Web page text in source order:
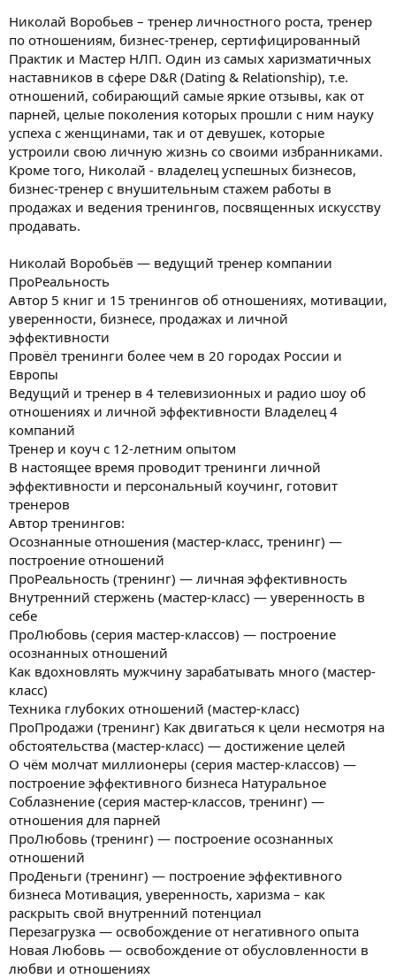
Николай Воробьев – тренер личностного роста, тренер
по отношениям, бизнес-тренер, сертифицированный
Практик и Мастер НЛП. Один из самых харизматичных
наставников в сфере D&R (Dating & Relationship), т.е.
отношений, собирающий самые яркие отзывы, как от
парней, целые поколения которых прошли с ним науку
успеха с женщинами, так и от девушек, которые
устроили свою личную жизнь со своими избранниками.
Кроме того, Николай - владелец успешных бизнесов,
бизнес-тренер с внушительным стажем работы в
продажах и ведения тренингов, посвященных искусству
продавать.
Николай Воробьёв — ведущий тренер компании
ПроРеальность
Автор 5 книг и 15 тренингов об отношениях, мотивации,
уверенности, бизнесе, продажах и личной
эффективности
Провёл тренинги более чем в 20 городах России и
Европы
Ведущий и тренер в 4 телевизионных и радио шоу об
отношениях и личной эффективности Владелец 4
компаний
Тренер и коуч с 12-летним опытом
В настоящее время проводит тренинги личной
эффективности и персональный коучинг, готовит
тренеров
Автор тренингов:
Осознанные отношения (мастер-класс, тренинг) —
построение отношений
ПроРеальность (тренинг) — личная эффективность
Внутренний стержень (мастер-класс) — уверенность в
себе
ПроЛюбовь (серия мастер-классов) — построение
осознанных отношений
Как вдохновлять мужчину зарабатывать много (мастер-
класс)
Техника глубоких отношений (мастер-класс)
ПроПродажи (тренинг) Как двигаться к цели несмотря на
обстоятельства (мастер-класс) — достижение целей
О чём молчат миллионеры (серия мастер-классов) —
построение эффективного бизнеса Натуральное
Соблазнение (серия мастер-классов, тренинг) —
отношения для парней
ПроЛюбовь (тренинг) — построение осознанных
отношений
ПроДеньги (тренинг) — построение эффективного
бизнеса Мотивация, уверенность, харизма – как
раскрыть свой внутренний потенциал
Перезагрузка — освобождение от негативного опыта
Новая Любовь — освобождение от обусловленности в
любви и отношениях